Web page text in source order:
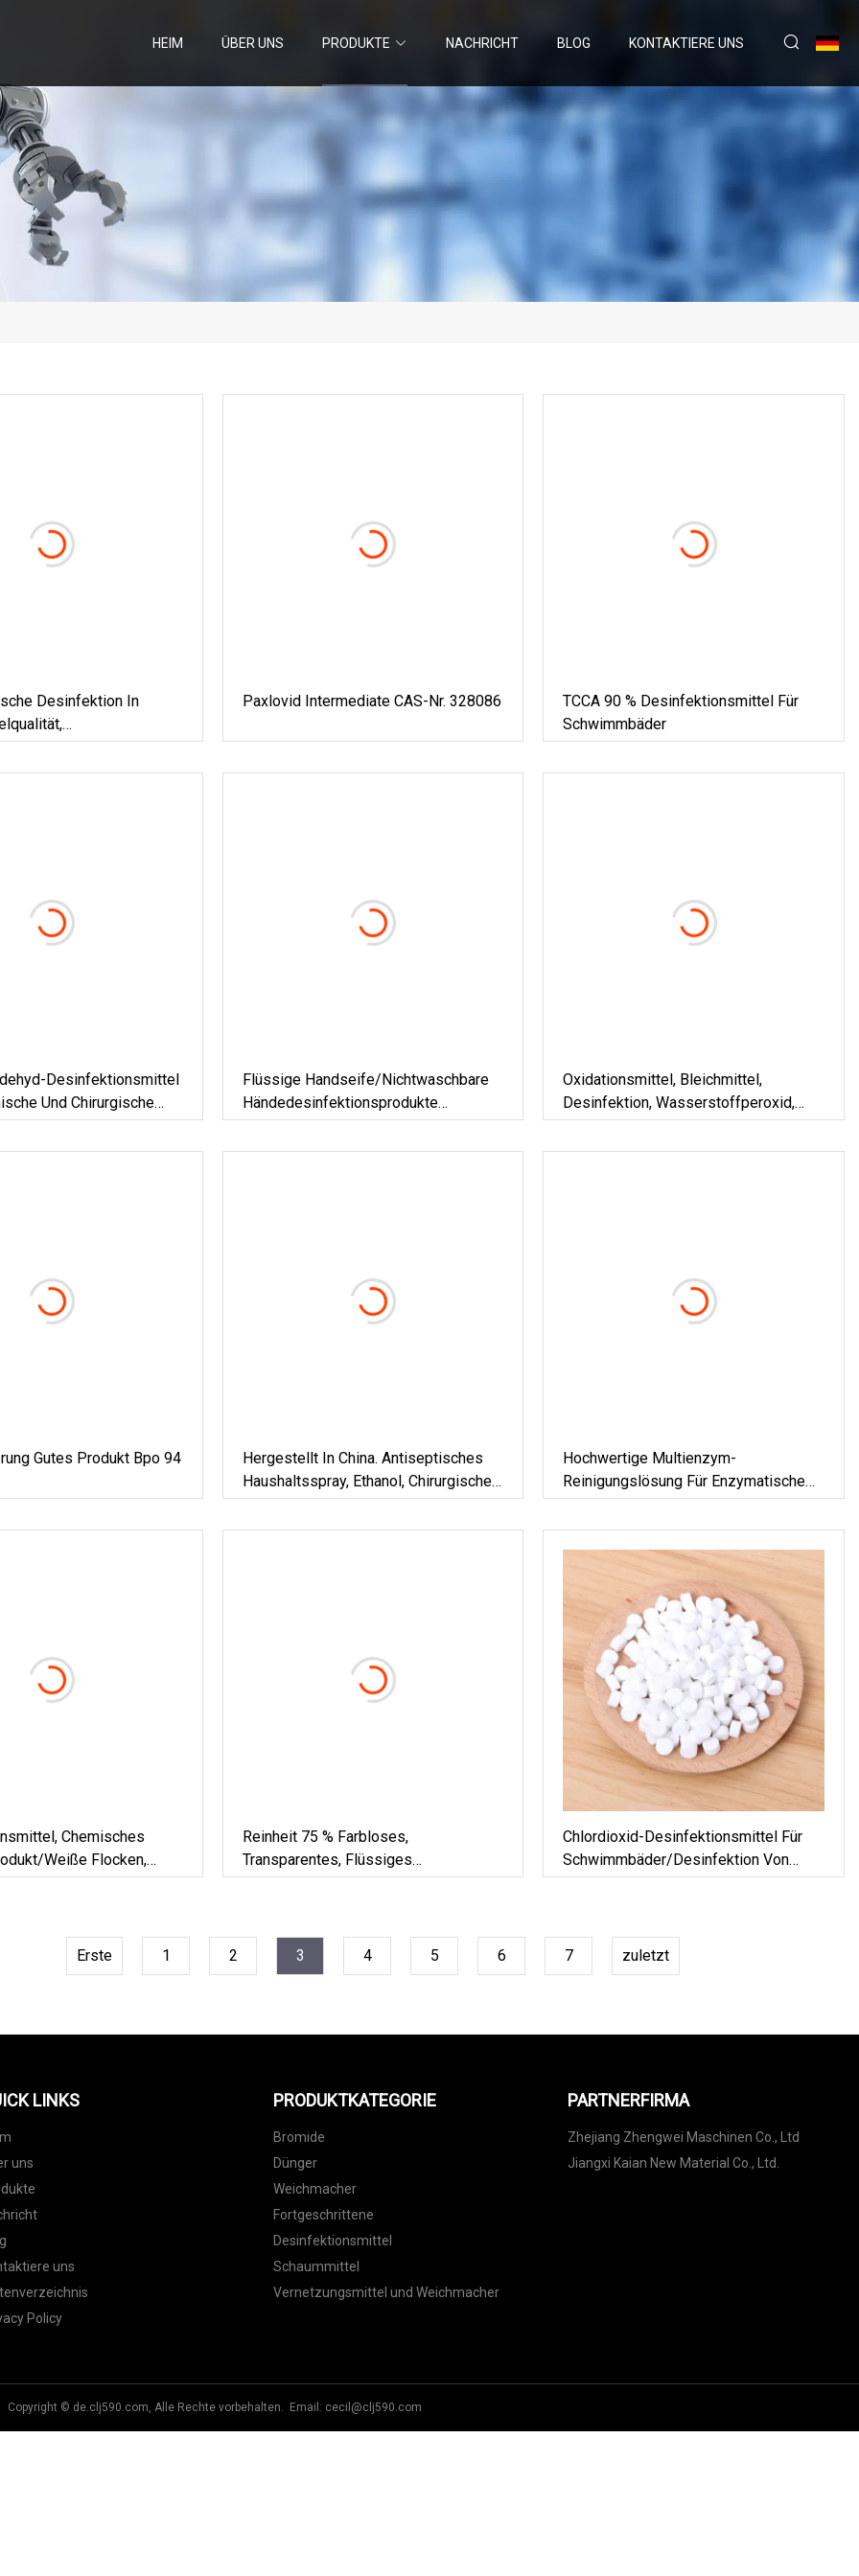
HEIM ÜBER UNS PRODUKTE NACHRICHT BLOG KONTAKTIERE UNS
Desinfektion In
Herstellung
Paxlovid Intermediate CAS-Nr. 328086
TCCA 90 % Desinfektionsmittel Für
Schwimmbäder
Desinfektionsmittel
Und Chirurgische
Cidex-Lösung
Flüssige Handseife/Nichtwaschbare
Händedesinfektionsprodukte
Spray/Desinfektionsmittel Ethanol-
Flüssigseifen Waschen/Hergestellt In
Oxidationsmittel, Bleichmittel,
Desinfektion, Wasserstoffperoxid,
Industriequalität, 35 %
Wasserstoffperoxidlösung, Industriell
Gutes Produkt Bpo 94
Hergestellt In China. Antiseptisches
Haushaltsspray, Ethanol, Chirurgische
Medizinische
Hautdesinfektionsprodukte/Händedesinfektionsgel/Waschflüssigkeit,
Hochwertige Multienzym-
Reinigungslösung Für Enzymatische
Medizinische Und Chirurgische
Instrumente Und Endoskope
Chemisches
weiße Flocken,
Säure, CAS 7790
Reinheit 75 % Farbloses,
Transparentes, Flüssiges
Isopropylalkohol-Desinfektionsmittel
Chlordioxid-Desinfektionsmittel Für
Schwimmbäder/Desinfektion Von
Fischteichen
Erste 1 2 3 4 5 6 7 zuletzt
LINKS
uns
uns
Policy
PRODUKTKATEGORIE
Bromide
Dünger
Weichmacher
Fortgeschrittene
Desinfektionsmittel
Schaummittel
Vernetzungsmittel und Weichmacher
PARTNERFIRMA
Zhejiang Zhengwei Maschinen Co., Ltd
Jiangxi Kaian New Material Co., Ltd.
Copyright © de.clj590.com, Alle Rechte vorbehalten. Email: cecil@clj590.com